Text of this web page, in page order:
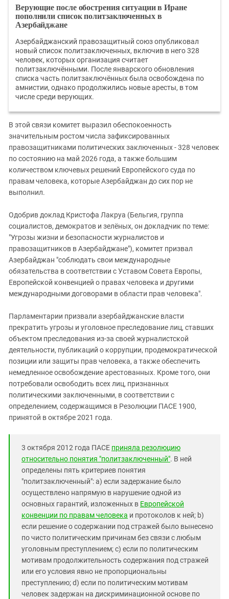
Верующие после обострения ситуации в Иране
пополнили список политзаключенных в
Азербайджане
Азербайджанский правозащитный союз опубликовал
новый список политзаключенных, включив в него 328
человек, которых организация считает
политзаключёнными. После январского обновления
списка часть политзаключённых была освобождена по
амнистии, однако продолжились новые аресты, в том
числе среди верующих.
В этой связи комитет выразил обеспокоенность
значительным ростом числа зафиксированных
правозащитниками политических заключенных - 328 человек
по состоянию на май 2026 года, а также большим
количеством ключевых решений Европейского суда по
правам человека, которые Азербайджан до сих пор не
выполнил.
Одобрив доклад Кристофа Лакруа (Бельгия, группа
социалистов, демократов и зелёных, он докладчик по теме:
"Угрозы жизни и безопасности журналистов и
правозащитников в Азербайджане"), комитет призвал
Азербайджан "соблюдать свои международные
обязательства в соответствии с Уставом Совета Европы,
Европейской конвенцией о правах человека и другими
международными договорами в области прав человека".
Парламентарии призвали азербайджанские власти
прекратить угрозы и уголовное преследование лиц, ставших
объектом преследования из-за своей журналистской
деятельности, публикаций о коррупции, продемократической
позиции или защиты прав человека, а также обеспечить
немедленное освобождение арестованных. Кроме того, они
потребовали освободить всех лиц, признанных
политическими заключенными, в соответствии с
определением, содержащимся в Резолюции ПАСЕ 1900,
принятой в октябре 2021 года.
3 октября 2012 года ПАСЕ приняла резолюцию
относительно понятия "политзаключенный". В ней
определены пять критериев понятия
"политзаключенный": a) если задержание было
осуществлено напрямую в нарушение одной из
основных гарантий, изложенных в Европейской
конвенции по правам человека и протоколов к ней; b)
если решение о содержании под стражей было вынесено
по чисто политическим причинам без связи с любым
уголовным преступлением; c) если по политическим
мотивам продолжительность содержания под стражей
или его условия явно не пропорциональны
преступлению; d) если по политическим мотивам
человек задержан на дискриминационной основе по